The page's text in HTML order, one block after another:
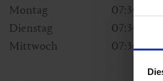
Montag
07:30 -
Dienstag
07:30 -
Mittwoch
07:30 -